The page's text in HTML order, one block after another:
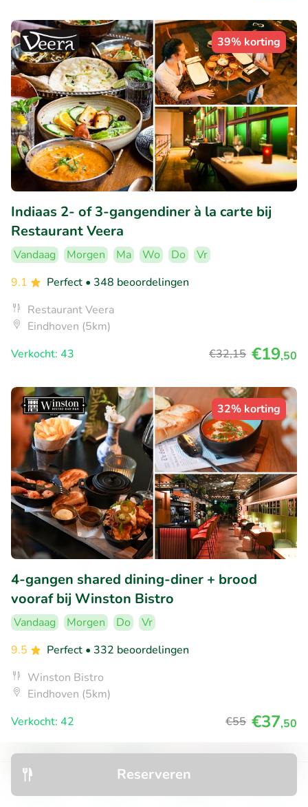
Reserveren
39% korting
Indiaas 2- of 3-gangendiner à la carte bij
Restaurant Veera
Vandaag Morgen Ma Wo Do
Vr
9.1
Perfect • 348 beoordelingen
Restaurant Veera
Eindhoven (5km)
Verkocht: 43
€32,15 €19,50
32% korting
4-gangen shared dining-diner + brood
vooraf bij Winston Bistro
Vandaag Morgen Do
Vr
9.5
Perfect • 332 beoordelingen
Winston Bistro
Eindhoven (5km)
Verkocht: 42
€55 €37,50